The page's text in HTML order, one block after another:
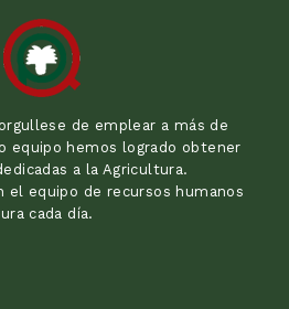
de emplear a más de
equipo hemos logrado obtener
a la Agricultura.
el equipo de recursos humanos
cada día.